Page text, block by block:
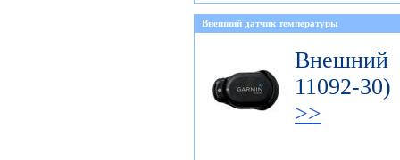
Внешний датчик температуры
Внешний
11092-
>>